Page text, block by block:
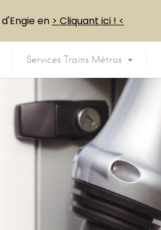
Services Trains Métros
d'Engie en > Cliquant ici ! <